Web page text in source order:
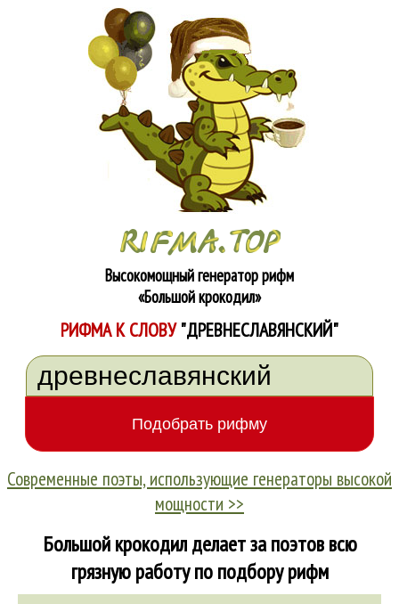
Высокомощный генератор рифм
«Большой крокодил»
РИФМА К СЛОВУ"ДРЕВНЕСЛАВЯНСКИЙ"
Современные поэты, использующие генераторы высокой
мощности >>
Большой крокодил делает за поэтов всю
грязную работу по подбору рифм